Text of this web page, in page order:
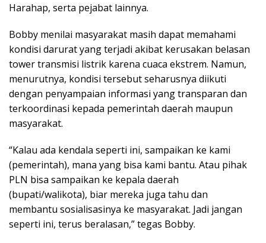
Harahap, serta pejabat lainnya.
Bobby menilai masyarakat masih dapat memahami
kondisi darurat yang terjadi akibat kerusakan belasan
tower transmisi listrik karena cuaca ekstrem. Namun,
menurutnya, kondisi tersebut seharusnya diikuti
dengan penyampaian informasi yang transparan dan
terkoordinasi kepada pemerintah daerah maupun
masyarakat.
“Kalau ada kendala seperti ini, sampaikan ke kami
(pemerintah), mana yang bisa kami bantu. Atau pihak
PLN bisa sampaikan ke kepala daerah
(bupati/walikota), biar mereka juga tahu dan
membantu sosialisasinya ke masyarakat. Jadi jangan
seperti ini, terus beralasan,” tegas Bobby.